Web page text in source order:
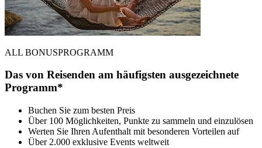
ALL BONUSPROGRAMM
Das von Reisenden am häufigsten ausgezeichnete
Programm*
Buchen Sie zum besten Preis
Über 100 Möglichkeiten, Punkte zu sammeln und einzulösen
Werten Sie Ihren Aufenthalt mit besonderen Vorteilen auf
Über 2.000 exklusive Events weltweit